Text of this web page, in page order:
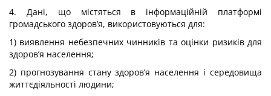
4. Дані, що містяться в інформаційній платформі
громадського здоров’я, використовуються для:
1) виявлення небезпечних чинників та оцінки ризиків для
здоров’я населення;
2) прогнозування стану здоров’я населення і середовища
життєдіяльності людини;